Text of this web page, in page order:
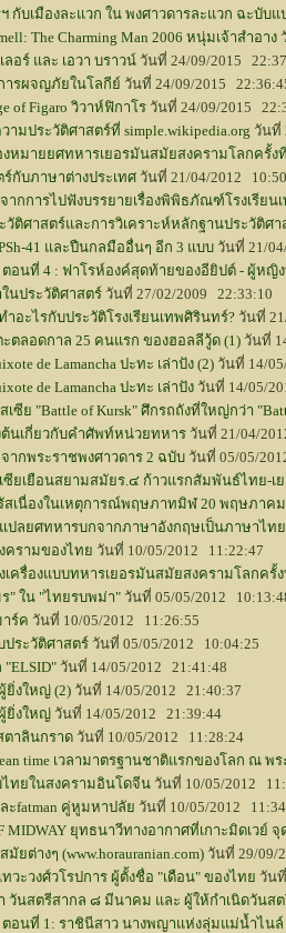
กับเมืองละแวก ใน พงศาวดารละแวก ฉะบับ
The Charming Man 2006 หนุ่มเจ้าสำอาง
ลอร์ และ เอวา บราวน์ วันที่ 24/09/2015
ารผจญภัยในโลกีย์ วันที่ 24/09/2015
of Figaro วิวาห์ฟิกาโร วันที่ 24/09/2015
ามประวัติศาสตร์ที่ simple.wikipedia.org วันที่
หมายยศทหารเยอรมันสมัยสงครามโลกครั้งที่
กับภาษาต่างประเทศ วันที่ 21/04/2012
จากการไปฟังบรรยายเรื่องพิพิธภัณฑ์โรงเรียน
วัติศาสตร์และการวิเคราะห์หลักฐานประวัติศา
41 และปืนกลมืออื่นๆ อีก 3 แบบ วันที่ 21/
อนที่ 4 : ฟาโรห์องค์สุดท้ายของอียิปต์ - ผู้หญิ
นประวัติศาสตร์ วันที่ 27/02/2009 22:33:10
ำอะไรกับประวัติโรงเรียนเทพศิรินทร์? วันที่
ะตลอดกาล 25 คนแรก ของฮอลลีวู้ด (1) วันที่
de Lamancha ปะทะ เล่าปัง (2) วันที่ 14/
de Lamancha ปะทะ เล่าปัง วันที่ 14/05/
ซีย "Battle of Kursk" ศึกรถถังที่ใหญ่กว่า
ต้นเกี่ยวกับคำศัพท์หน่วยทหาร วันที่ 21/04/
ากพระราชพงศาวดาร 2 ฉบับ วันที่ 05/05/
ซียเยือนสยามสมัยร.๔ ก้าวแรกสัมพันธ์ไทย-เ
สเนื่องในเหตุการณ์พฤษภาทมิฬ 20 พฤษภาคม
ปลยศทหารบกจากภาษาอังกฤษเป็นภาษาไท
ครามของไทย วันที่ 10/05/2012 11:22:47
เครื่องแบบทหารเยอรมันสมัยสงครามโลกครั้ง
" ใน "ไทยรบพม่า" วันที่ 05/05/2012
ร์ค วันที่ 10/05/2012 11:26:55
ประวัติศาสตร์ วันที่ 05/05/2012 10:04:25
"ELSID" วันที่ 14/05/2012 21:41:48
ยิ่งใหญ่ (2) วันที่ 14/05/2012 21:40:37
ยิ่งใหญ่ วันที่ 14/05/2012 21:39:44
ตาลินกราด วันที่ 10/05/2012 11:28:24
time เวลามาตรฐานชาติแรกของโลก ณ พ
ไทยในสงครามอินโดจีน วันที่ 10/05/2012
ะfatman คู่หูมหาปลัย วันที่ 10/05/2012
MIDWAY ยุทธนาวีทางอากาศที่เกาะมิดเวย์
ยต่างๆ (www.horauranian.com) วันที่ 29/09/
วะวงศ์วโรปการ ผู้ตั้งชื่อ "เดือน" ของไทย วัน
วันสตรีสากล ๘ มีนาคม และ ผู้ให้กำเนิดวันส
อนที่ 1: ราชินีสาว นางพญาแห่งลุ่มแม่น้ำไน